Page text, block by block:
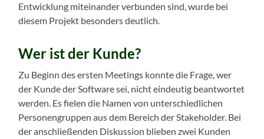
Entwicklung miteinander verbunden sind, wurde bei
diesem Projekt besonders deutlich.
Wer ist der Kunde?
Zu Beginn des ersten Meetings konnte die Frage, wer
der Kunde der Software sei, nicht eindeutig beantwortet
werden. Es fielen die Namen von unterschiedlichen
Personengruppen aus dem Bereich der Stakeholder. Bei
der anschließenden Diskussion blieben zwei Kunden